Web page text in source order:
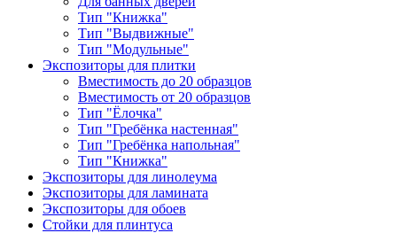
Тип "Книжка"
Тип "Выдвижные"
Тип "Модульные"
Экспозиторы для плитки
Вместимость до 20 образцов
Вместимость от 20 образцов
Тип "Ёлочка"
Тип "Гребёнка настенная"
Тип "Гребёнка напольная"
Тип "Книжка"
Экспозиторы для линолеума
Экспозиторы для ламината
Экспозиторы для обоев
Стойки для плинтуса